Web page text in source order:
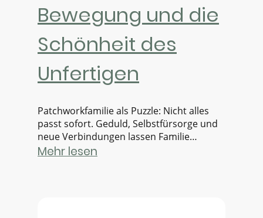
Bewegung und die
Schönheit des
Unfertigen
Patchworkfamilie als Puzzle: Nicht alles
passt sofort. Geduld, Selbstfürsorge und
neue Verbindungen lassen Familie
wachsen.
Mehr lesen